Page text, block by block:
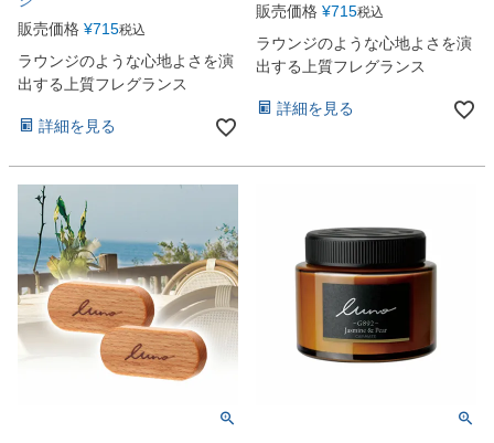
販売価格 ¥715税込
ラウンジのような心地よさを演
出する上質フレグランス
詳細を見る
販売価格 ¥715税込
ラウンジのような心地よさを演
出する上質フレグランス
詳細を見る